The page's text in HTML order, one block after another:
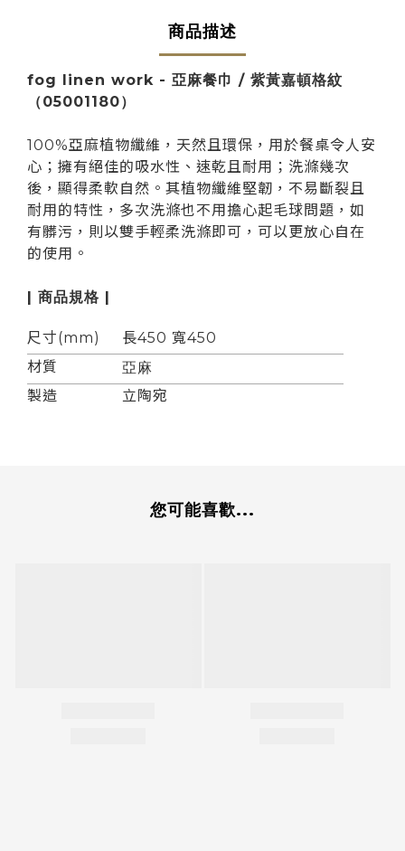
商品描述
fog linen work - 亞麻餐巾 / 紫黃嘉頓格紋
（05001180）
100%亞麻植物纖維，天然且環保，用於餐桌令人安
心；擁有絕佳的吸水性、速乾且耐用；洗滌幾次
後，顯得柔軟自然。其植物纖維堅韌，不易斷裂且
耐用的特性，多次洗滌也不用擔心起毛球問題 ，如
有髒污，則以雙手輕柔洗滌即可，可以更放心自在
的使用 。
| 商品規格 |
尺寸(mm)
長450 寬450
材質
亞麻
製造 立陶宛
您可能喜歡...